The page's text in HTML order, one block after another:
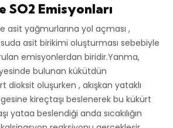
SO2 Emisyonları
asit yağmurlarına yol açması ,
asit birikimi oluşturması sebebiyle
emisyonlerdan biridir.Yanma,
bulunan kükütdün
dioksit oluşurken , akışkan yataklı
kireçtaşı beslenerek bu kükürt
yataa beslendiği anda sıcakılığın